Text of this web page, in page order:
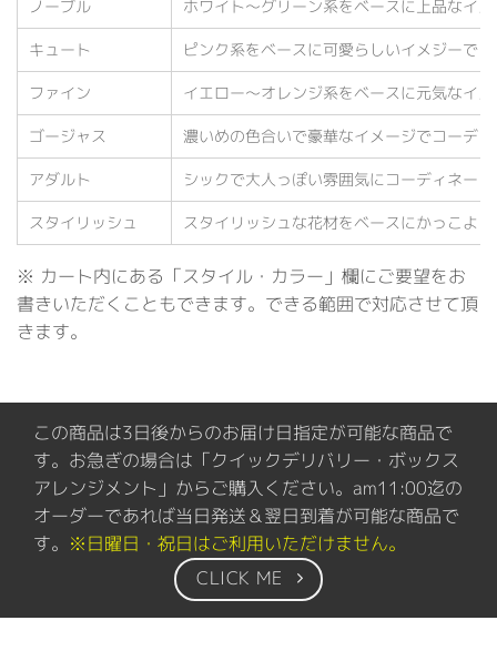
ノーブル
ホワイト〜グリーン系をベースに上品なイ
キュート
ピンク系をベースに可愛らしいイメジーで
ファイン
イエロー〜オレンジ系をベースに元気なイ
ゴージャス
濃いめの色合いで豪華なイメージでコーデ
アダルト
シックで大人っぽい雰囲気にコーディネー
スタイリッシュ
スタイリッシュな花材をベースにかっこよ
※ カート内にある「スタイル・カラー」欄にご要望をお
書きいただくこともできます。できる範囲で対応させて頂
きます。
この商品は3日後からのお届け日指定が可能な商品で
す。お急ぎの場合は「クイックデリバリー・ボックス
アレンジメント」からご購入ください。am11:00迄の
オーダーであれば当日発送＆翌日到着が可能な商品で
す。 ※日曜日・祝日はご利用いただけません。
CLICK ME